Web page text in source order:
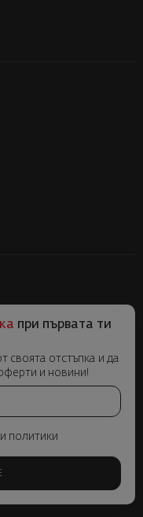
при първата ти
своята отстъпка и да
и новини!
политики